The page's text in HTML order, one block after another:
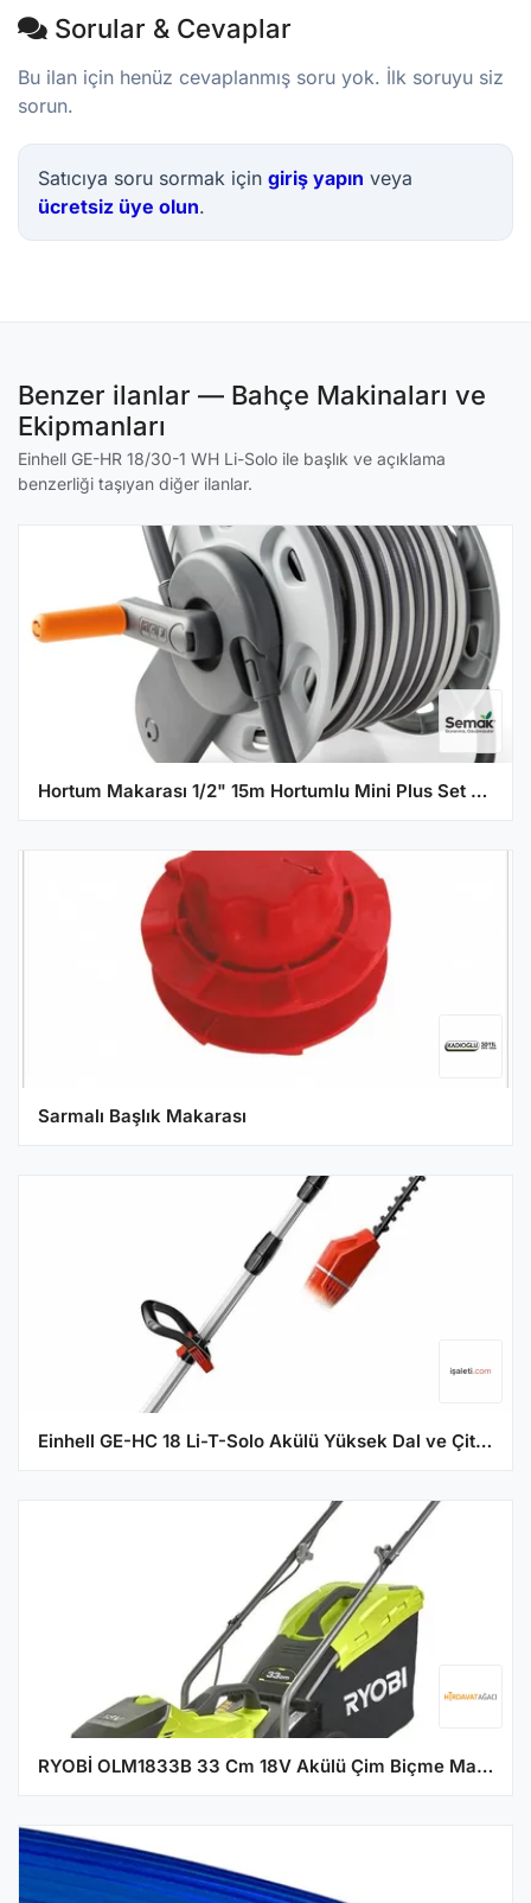
Sorular & Cevaplar
Bu ilan için henüz cevaplanmış soru yok. İlk soruyu siz
sorun.
Satıcıya soru sormak için giriş yapın veya
ücretsiz üye olun.
Benzer ilanlar — Bahçe Makinaları ve
Ekipmanları
Einhell GE-HR 18/30-1 WH Li-Solo ile başlık ve açıklama
benzerliği taşıyan diğer ilanlar.
Hortum Makarası 1/2" 15m Hortumlu Mini Plus Set Premıum
Sarmalı Başlık Makarası
Einhell GE-HC 18 Li-T-Solo Akülü Yüksek Dal ve Çit Budama
RYOBİ OLM1833B 33 Cm 18V Akülü Çim Biçme Makinesi (5133004305)